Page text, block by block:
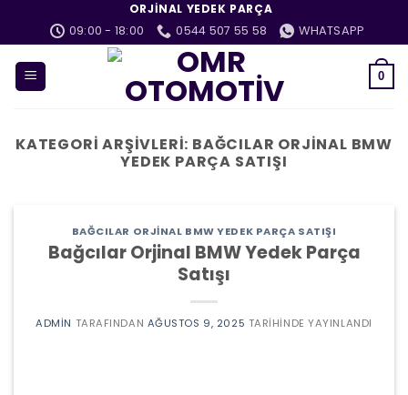
ORJINAL YEDEK PARÇA
09:00 - 18:00
0544 507 55 58 WHATSAPP
0
KATEGORI ARŞIVLERI: BAĞCILAR ORJINAL BMW
YEDEK PARÇA SATIŞI
BAĞCILAR ORJINAL BMW YEDEK PARÇA SATIŞI
Bağcılar Orjinal BMW Yedek Parça
Satışı
ADMIN TARAFINDAN AĞUSTOS 9, 2025 TARIHINDE YAYINLANDI